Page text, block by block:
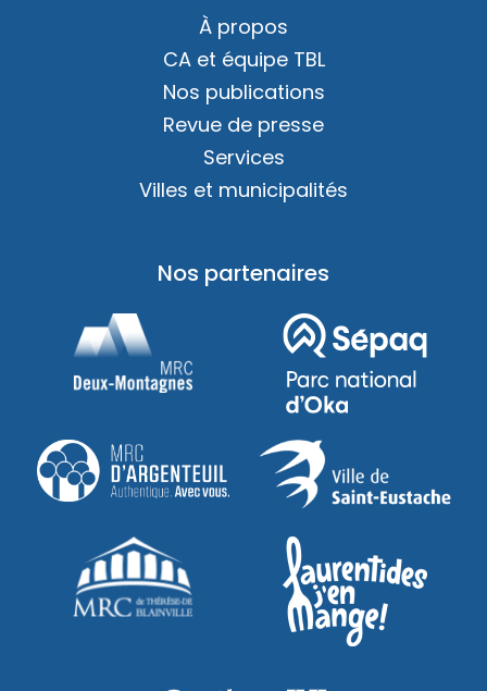
À propos
CA et équipe TBL
Nos publications
Revue de presse
Services
Villes et municipalités
Nos partenaires